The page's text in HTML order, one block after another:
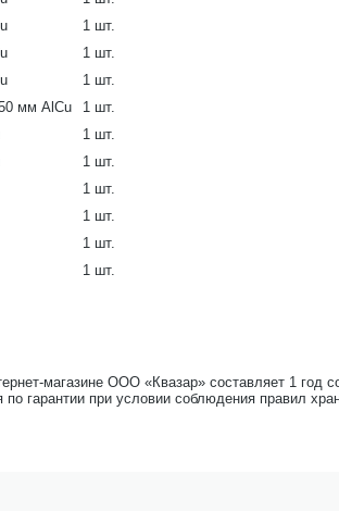
1 шт.
1 шт.
1 шт.
мм AlCu
1 шт.
1 шт.
1 шт.
1 шт.
1 шт.
1 шт.
1 шт.
магазине ООО «Квазар» составляет 1
гарантии при условии соблюдения правил